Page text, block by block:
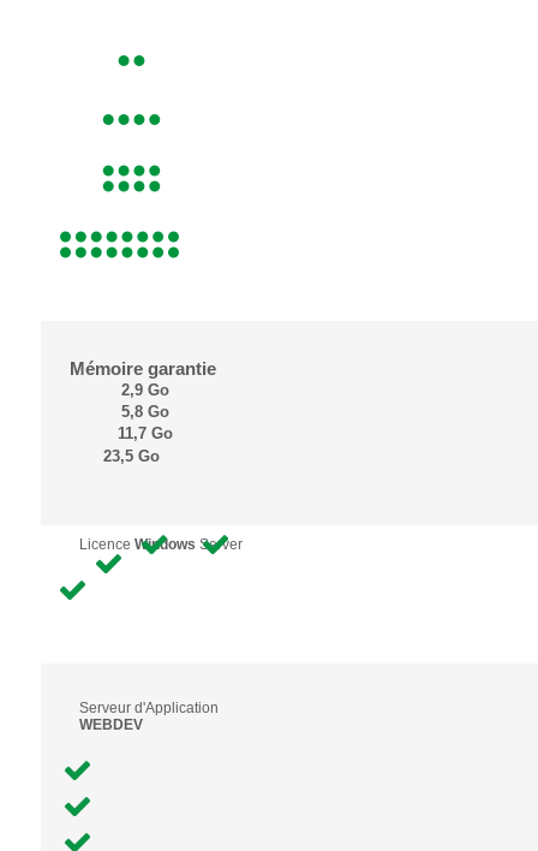
Mémoire garantie
2,9 Go
5,8 Go
11,7 Go
23,5 Go
LicenceWindows Server
Serveur d'Application
WEBDEV